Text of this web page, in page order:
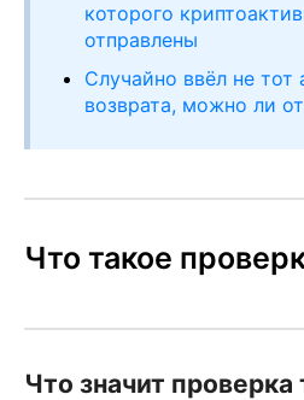
которого
отправлены
Случайно ввёл не тот
возврата, можно ли
Что такое
Что значит проверка